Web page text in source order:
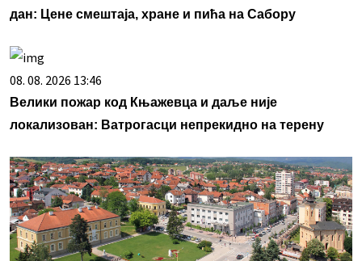
дан: Цене смештаја, хране и пића на Сабору
08. 08. 2026 13:46
Велики пожар код Књажевца и даље није
локализован: Ватрогасци непрекидно на терену